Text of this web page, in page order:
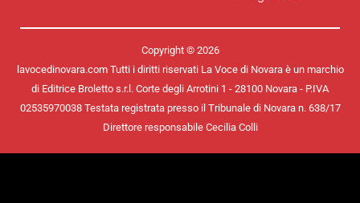
Copyright © 2026
lavocedinovara.com Tutti i diritti riservati La Voce di Novara è un marchio
di Editrice Broletto s.r.l. Corte degli Arrotini 1 - 28100 Novara - P.IVA
02535970038 Testata registrata presso il Tribunale di Novara n. 638/17
Direttore responsabile Cecilia Colli